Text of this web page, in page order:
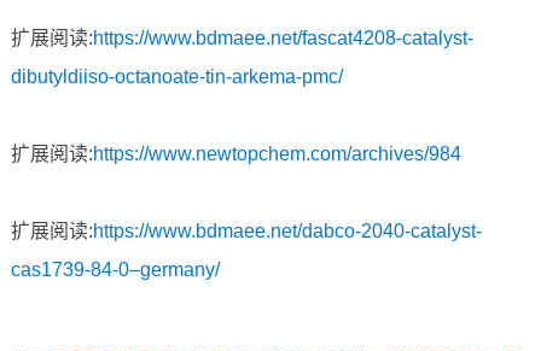
扩展阅读:https://www.bdmaee.net/fascat4208-catalyst-
dibutyldiiso-octanoate-tin-arkema-pmc/
扩展阅读:https://www.newtopchem.com/archives/984
扩展阅读:https://www.bdmaee.net/dabco-2040-catalyst-
cas1739-84-0–germany/